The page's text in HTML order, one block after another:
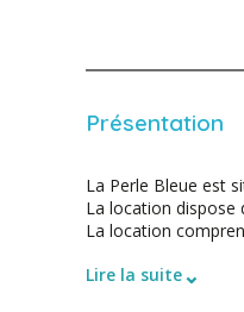
Présentation
La Perle Bleue est
La location dispose
La location
Lire la suite⌄